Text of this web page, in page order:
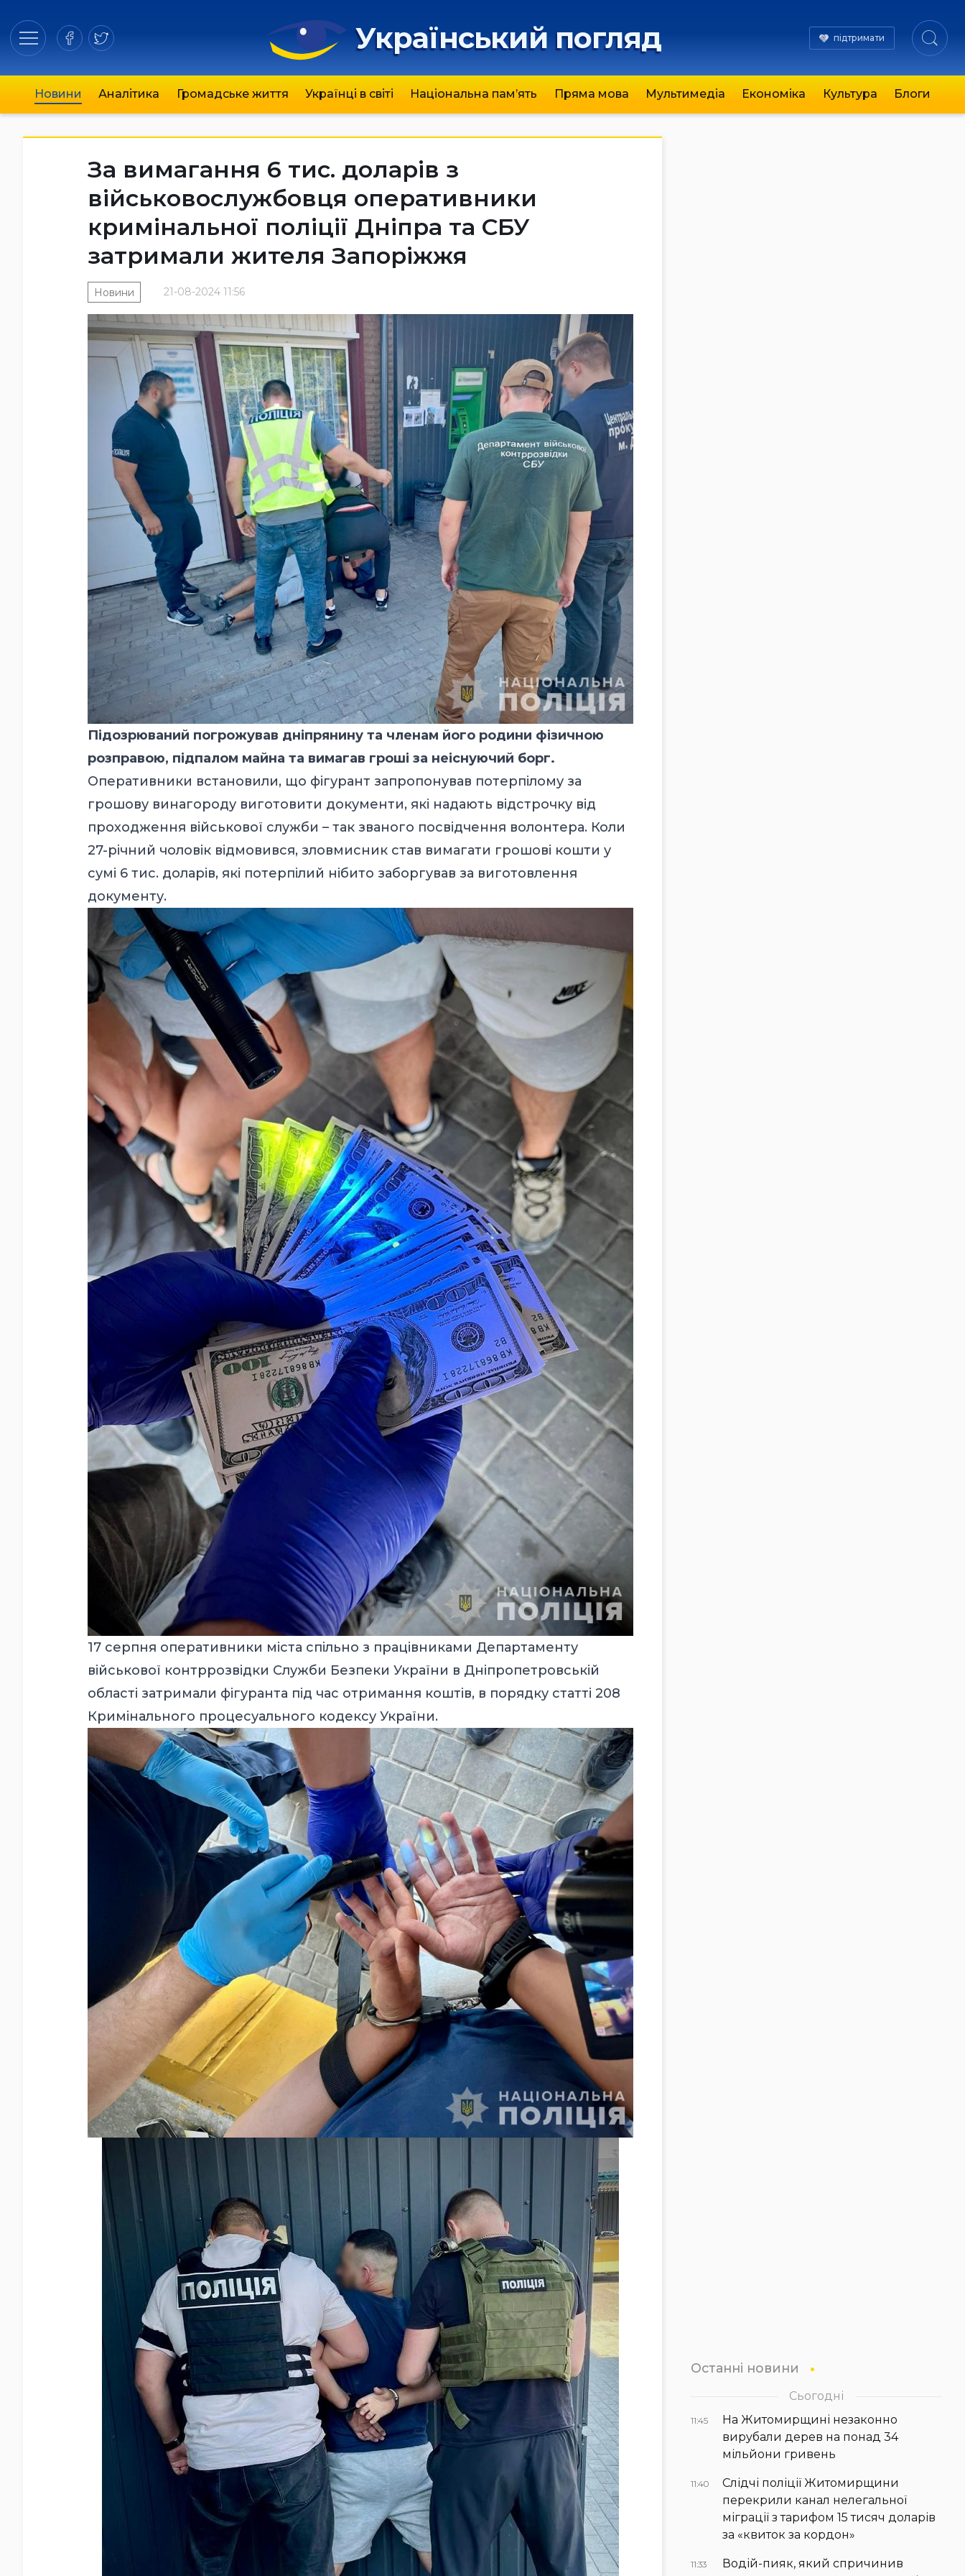
Український погляд підтримати
Новини Аналітика Громадське життя Українці в світі Національна пам’ять Пряма мова Мультимедіа Економіка Культура Блоги
За вимагання 6 тис. доларів з
військовослужбовця оперативники
кримінальної поліції Дніпра та СБУ
затримали жителя Запоріжжя
21-08-2024 11:56
Новини
Підозрюваний погрожував дніпрянину та членам його родини фізичною
розправою, підпалом майна та вимагав гроші за неіснуючий борг.
Оперативники встановили, що фігурант запропонував потерпілому за
грошову винагороду виготовити документи, які надають відстрочку від
проходження військової служби – так званого посвідчення волонтера. Коли
27-річний чоловік відмовився, зловмисник став вимагати грошові кошти у
сумі 6 тис. доларів, які потерпілий нібито заборгував за виготовлення
документу.
17 серпня оперативники міста спільно з працівниками Департаменту
військової контррозвідки Служби Безпеки України в Дніпропетровській
області затримали фігуранта під час отримання коштів, в порядку статті 208
Кримінального процесуального кодексу України.
Останні новини
Сьогодні
11:45
На Житомирщині незаконно
вирубали дерев на понад 34
мільйони гривень
11:40
Слідчі поліції Житомирщини
перекрили канал нелегальної
міграції з тарифом 15 тисяч доларів
за «квиток за кордон»
11:33
Водій-пияк, який спричинив